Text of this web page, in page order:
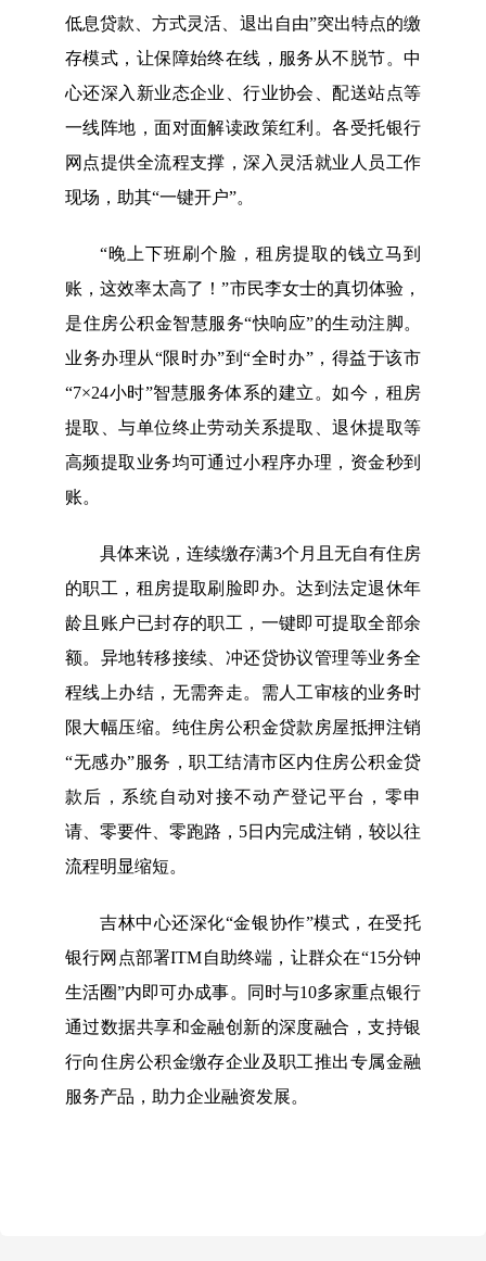
低息贷款、方式灵活、退出自由”突出特点的缴
存模式，让保障始终在线，服务从不脱节。中
心还深入新业态企业、行业协会、配送站点等
一线阵地，面对面解读政策红利。各受托银行
网点提供全流程支撑，深入灵活就业人员工作
现场，助其“一键开户”。
“晚上下班刷个脸，租房提取的钱立马到
账，这效率太高了！”市民李女士的真切体验，
是住房公积金智慧服务“快响应”的生动注脚。
业务办理从“限时办”到“全时办”，得益于该市
“7×24小时”智慧服务体系的建立。如今，租房
提取、与单位终止劳动关系提取、退休提取等
高频提取业务均可通过小程序办理，资金秒到
账。
具体来说，连续缴存满3个月且无自有住房
的职工，租房提取刷脸即办。达到法定退休年
龄且账户已封存的职工，一键即可提取全部余
额。异地转移接续、冲还贷协议管理等业务全
程线上办结，无需奔走。需人工审核的业务时
限大幅压缩。纯住房公积金贷款房屋抵押注销
“无感办”服务，职工结清市区内住房公积金贷
款后，系统自动对接不动产登记平台，零申
请、零要件、零跑路，5日内完成注销，较以往
流程明显缩短。
吉林中心还深化“金银协作”模式，在受托
银行网点部署ITM自助终端，让群众在“15分钟
生活圈”内即可办成事。同时与10多家重点银行
通过数据共享和金融创新的深度融合，支持银
行向住房公积金缴存企业及职工推出专属金融
服务产品，助力企业融资发展。